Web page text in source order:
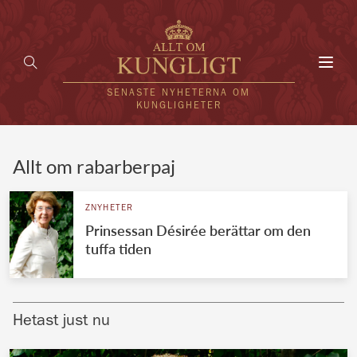
SENASTE NYHETERNA OM
KUNGLIGHETER
UTLÄNDSKT
VÄRLDENS KUNGAHUS
Brittiska kungahuset
Allt om rabarberpaj
ZNYHETER
Prinsessan Désirée berättar om den
tuffa tiden
Hetast just nu